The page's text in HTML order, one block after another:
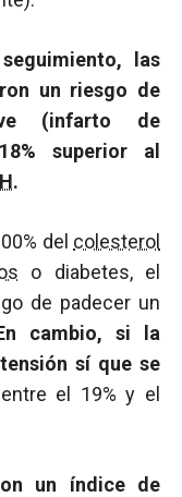
las
un riesgo de
(infarto de
superior al
.
del colesterol
o diabetes, el
de padecer un
cambio, si la
sí que se
el 19% y el
un índice de